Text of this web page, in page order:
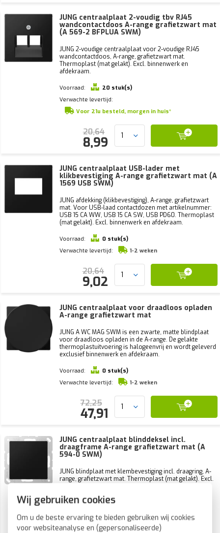
Wij gebruiken cookies
Om u de beste ervaring te bieden gebruiken wij cookies
voor websiteanalyse en (gepersonaliseerde)
JUNG centraalplaat 2-voudig tbv RJ45
wandcontactdoos A-range grafietzwart mat
(A 569-2 BFPLUA SWM)
JUNG 2-voudige centraalplaat voor 2-voudige RJ45
wandcontactdoos, A-range, grafietzwart mat.
Thermoplast (mat gelakt). Excl. binnenwerk en
afdekraam.
Voorraad:
20 stuk(s)
Verwachte levertijd:
Voor 21u besteld, morgen in huis*
20,64
8,99
JUNG centraalplaat USB-lader met
klikbevestiging A-range grafietzwart mat (A
1569 USB SWM)
JUNG afdekking (klikbevestiging), A-range, grafietzwart
mat. Voor USB-laad contactdozen met artikelnummer:
USB 15 CA WW, USB 15 CA SW, USB PD60. Thermoplast
(mat gelakt). Excl. binnenwerk en afdekraam.
Voorraad:
0 stuk(s)
Verwachte levertijd:
1-2 weken
20,64
9,02
JUNG centraalplaat voor draadloos opladen
A-range grafietzwart mat
JUNG A WC MAG SWM is een zwarte, matte blindplaat
voor draadloos opladen in de A-range. De gelakte
thermoplastuitvoering is halogeenvrij en wordt geleverd
exclusief binnenwerk en afdekraam.
Voorraad:
0 stuk(s)
Verwachte levertijd:
1-2 weken
72,25
47,91
JUNG centraalplaat blinddeksel incl.
draagframe A-range grafietzwart mat (A
594-0 SWM)
JUNG blindplaat met klembevestiging incl. draagring, A-
range, grafietzwart mat. Thermoplast (mat gelakt). Excl.
Voorraad:
27 stuk(s)
Verwachte levertijd:
Voor 21u besteld, morgen in huis*